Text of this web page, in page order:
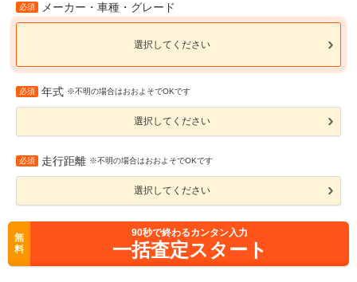
必須 メーカー・車種・グレード
選択してください
必須 年式 ※不明の場合はおおよそでOKです
選択してください
必須 走行距離 ※不明の場合はおおよそでOKです
選択してください
無
料
90秒で終わるカンタン入力
一括査定スタート